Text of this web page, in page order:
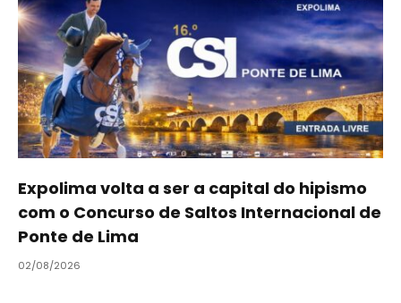
Expolima volta a ser a capital do hipismo
com o Concurso de Saltos Internacional de
Ponte de Lima
02/08/2026